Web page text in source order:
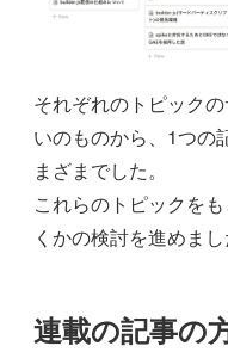
それぞれのトピック
いのものから、1つの
まざまでした。
これらのトピックを
くかの検討を進めまし
連載の記事の